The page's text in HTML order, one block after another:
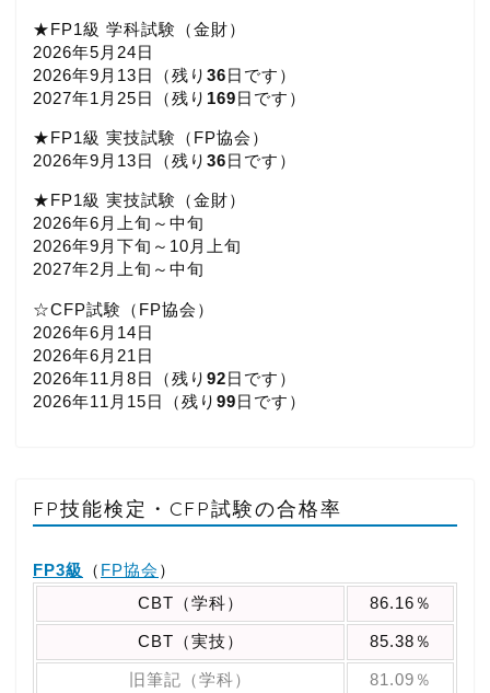
★FP1級 学科試験（金財）
2026年5月24日
2026年9月13日（残り 36日です）
2027年1月25日（残り 169日です）
★FP1級 実技試験（FP協会）
2026年9月13日（残り 36日です）
★FP1級 実技試験（金財）
2026年6月上旬～中旬
2026年9月下旬～10月上旬
2027年2月上旬～中旬
☆CFP試験（FP協会）
2026年6月14日
2026年6月21日
2026年11月8日（残り 92日です）
2026年11月15日（残り 99日です）
FP技能検定・CFP試験の合格率
FP3級 （ FP協会 ）
CBT（学科）
86.16％
CBT（実技） 85.38％
旧筆記（学科） 81.09％